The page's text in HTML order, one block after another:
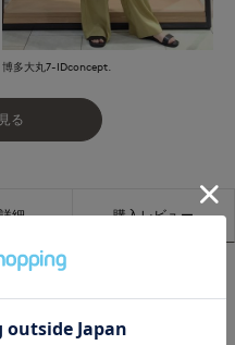
博多大丸7-IDconcept.
る
細 購入レビュー
で美しいシルエットのワイ
ク使いでリラックスした穿